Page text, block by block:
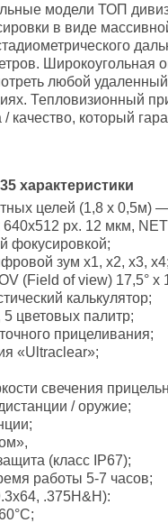
модели ТОП
в виде
любой
Тепловизионный
качество, который
характеристики
целей (1,8 х 0,5м)
640x512 px. 12 мкм,
фокусировкой;
зум х1, х2, х3, х4;
(Field of view) 17,5° х
калькулятор;
цветовых палитр;
прицеливания;
«Ultraclear»;
свечения
/ оружие;
(класс IP67);
работы 5-7 часов;
.375H&H):